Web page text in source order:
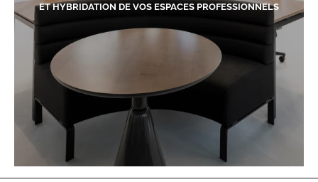
ET HYBRIDATION DE VOS ESPACES PROFESSIONNELS